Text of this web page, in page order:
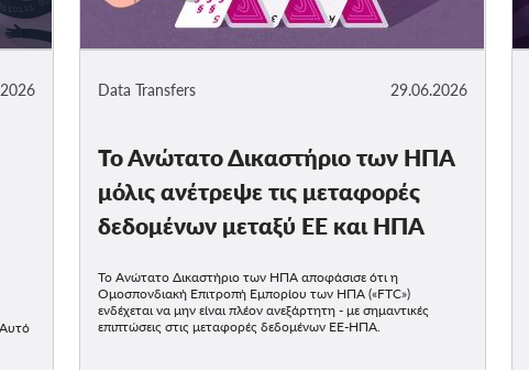
29.06.2026
Data Transfers
Το Ανώτατο Δικαστήριο των ΗΠΑ
μόλις ανέτρεψε τις μεταφορές
δεδομένων μεταξύ ΕΕ και ΗΠΑ
Το Ανώτατο Δικαστήριο των ΗΠΑ αποφάσισε ότι η
Ομοσπονδιακή Επιτροπή Εμπορίου των ΗΠΑ («FTC»)
ενδέχεται να μην είναι πλέον ανεξάρτητη - με σημαντικές
επιπτώσεις στις μεταφορές δεδομένων ΕΕ-ΗΠΑ.